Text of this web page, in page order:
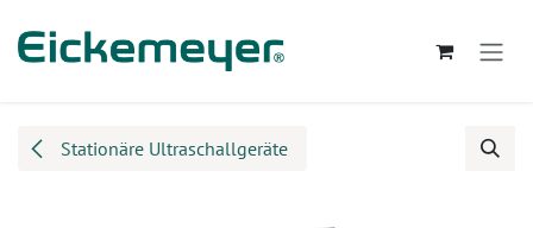
Stationäre Ultraschallgeräte